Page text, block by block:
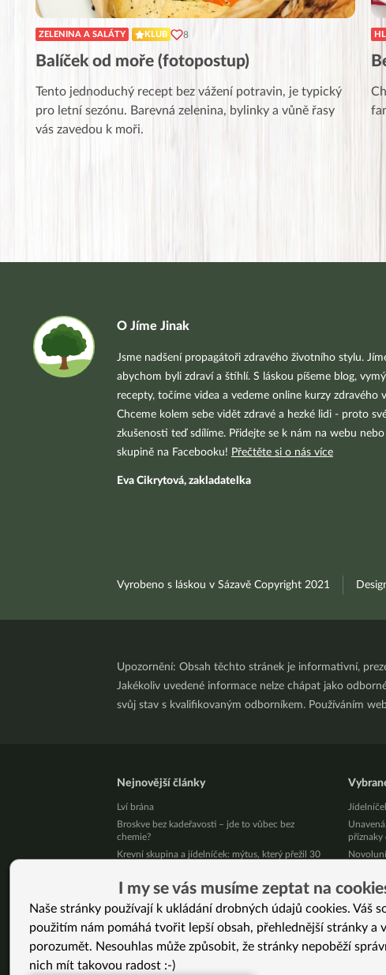
ZELENINA A SALÁTY KLUB 8
Balíček od moře (fotopostup)
Tento jednoduchý recept bez vážení potravin, je typický
pro letní sezónu. Barevná zelenina, bylinky a vůně řasy
vás zavedou k moři.
O Jíme Jinak
Jsme nadšení propagátoři zdravého životního stylu.
abychom byli zdraví a štíhlí. S láskou píšeme blog,
recepty, točíme videa a vedeme online kurzy zdravého
Chceme kolem sebe vidět zdravé a hezké lidi - proto
zkušenosti teď sdílíme. Přidejte se k nám na webu nebo
skupině na Facebooku! Přečtěte si o nás více
Eva Cikrytová, zakladatelka
Vyrobeno s láskou v Sázavě Copyright 2021
Upozornění: Obsah těchto stránek je informativní,
Jakékoliv uvedené informace nelze chápat jako
svůj stav s kvalifikovaným odborníkem. Používáním
Nejnovější články
Lví brána
Broskve bez kadeřavosti – jde to vůbec bez
chemie?
Krevní skupina a jídelníček: mýtus, který přežil 30
Léky mi snížili na minimum a štítná žláza se
zlepšila (Martina, 41 let)
Živý kurz vaření v Brně 25. 8. 2026
Přestaňte bojovat samy se sebou
10 tipů, jak zpracovat letní jablíčka
Už vás unavuje, že někdo pořád řeší, jak byste
příznaky
Proč je
Plastová
pomůcka
Jak
I my se vás musíme zeptat na
Naše stránky používají k ukládání drobných údajů cookies. Váš
použitím nám pomáhá tvořit lepší obsah, přehlednější stránky a
porozumět. Nesouhlas může způsobit, že stránky nepoběží
nich mít takovou radost :-)